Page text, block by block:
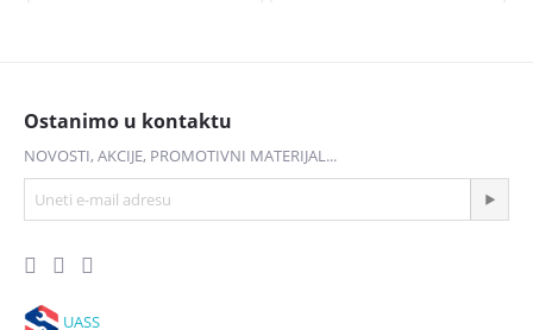
Ostanimo u kontaktu
NOVOSTI, AKCIJE, PROMOTIVNI MATERIJAL...
UASS